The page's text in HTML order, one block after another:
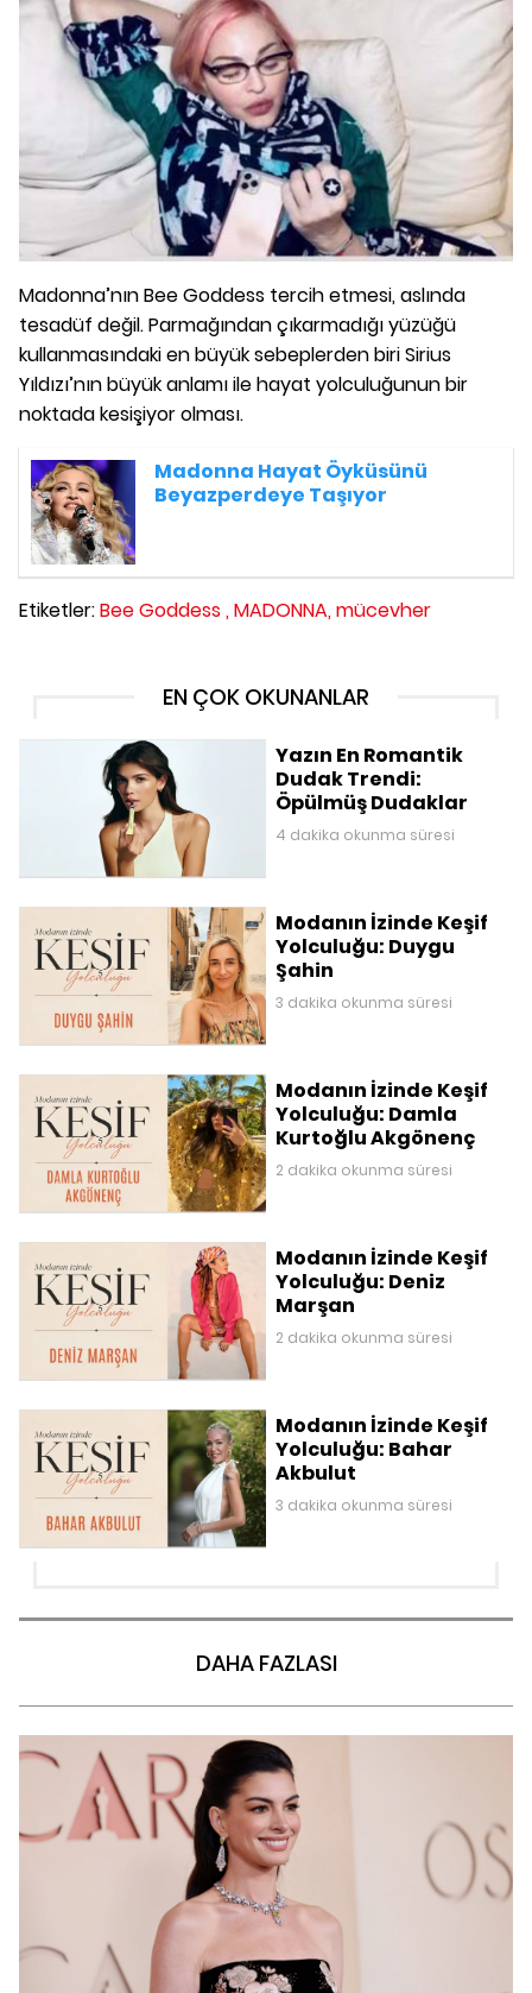
Madonna’nın Bee Goddess tercih etmesi, aslında
tesadüf değil. Parmağından çıkarmadığı yüzüğü
kullanmasındaki en büyük sebeplerden biri Sirius
Yıldızı’nın büyük anlamı ile hayat yolculuğunun bir
noktada kesişiyor olması.
Madonna Hayat Öyküsünü
Beyazperdeye Taşıyor
Etiketler:Bee Goddess ,MADONNA,mücevher
EN ÇOK OKUNANLAR
Yazın En Romantik
Dudak Trendi:
Öpülmüş Dudaklar
4 dakika okunma süresi
Modanın İzinde Keşif
Yolculuğu: Duygu
Şahin
3 dakika okunma süresi
Modanın İzinde Keşif
Yolculuğu: Damla
Kurtoğlu Akgönenç
2 dakika okunma süresi
Modanın İzinde Keşif
Yolculuğu: Deniz
Marşan
2 dakika okunma süresi
Modanın İzinde Keşif
Yolculuğu: Bahar
Akbulut
3 dakika okunma süresi
DAHA FAZLASI